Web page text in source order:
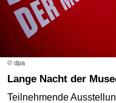
© dpa
Lange Nacht der
Teilnehmende